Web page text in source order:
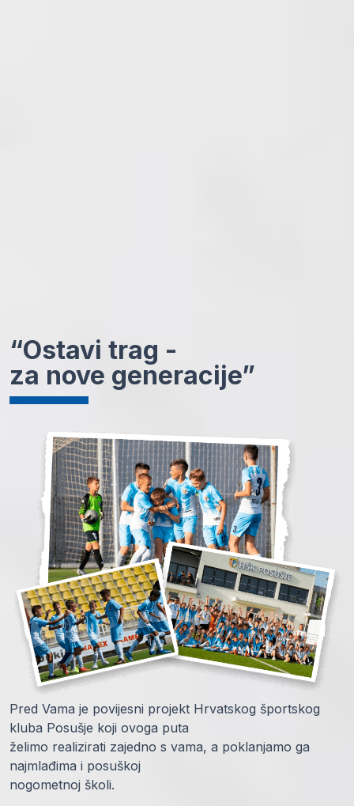
“Ostavi trag -
za nove generacije”
Pred Vama je povijesni projekt Hrvatskog športskog
kluba Posušje koji ovoga puta
želimo realizirati zajedno s vama, a poklanjamo ga
najmlađima i posuškoj
nogometnoj školi.